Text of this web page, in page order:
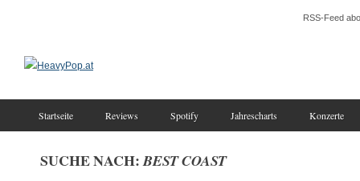
RSS-Feed
Startseite Reviews Spotify Jahrescharts Konzerte
SUCHE NACH:BEST COAST